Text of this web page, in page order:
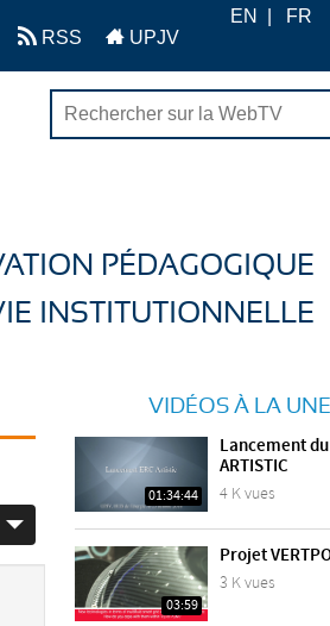
RSS UPJV
EN FR
PÉDAGOGIQUE
INSTITUTIONNELLE
VIDÉOS À LA UNE
01:34:44
Lancement
ARTISTIC
4 K vues
03:59
Projet
3 K vues